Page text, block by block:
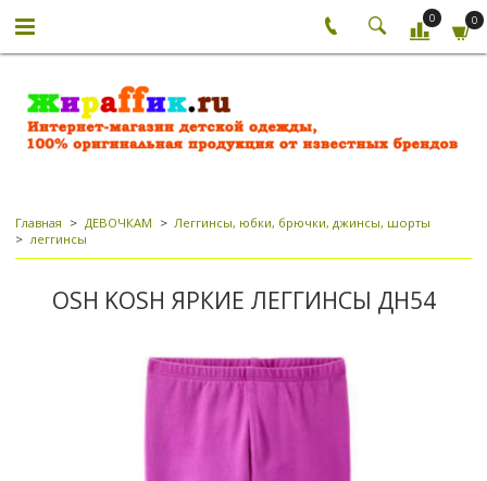
0 0
Главная ДЕВОЧКАМ
Леггинсы, юбки, брючки, джинсы, шорты
леггинсы
OSH KOSH ЯРКИЕ ЛЕГГИНСЫ ДН54